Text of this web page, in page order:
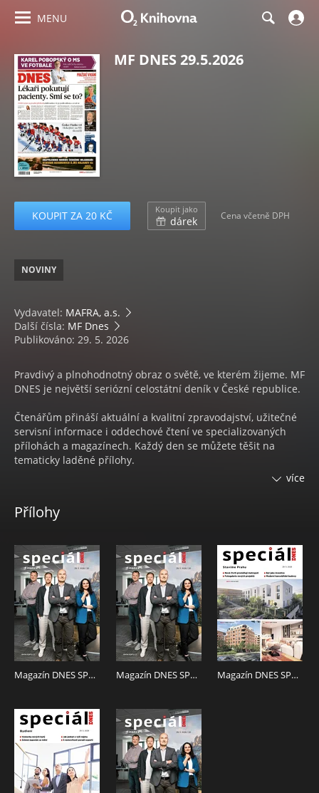
MENU
MF DNES 29.5.2026
KOUPIT ZA 20 KČ Koupit jako
dárek Cena včetně DPH
NOVINY
Vydavatel: MAFRA, a.s.
Další čísla: MF Dnes
Publikováno: 29. 5. 2026
Pravdivý a plnohodnotný obraz o světě, ve kterém žijeme. MF
DNES je největší seriózní celostátní deník v České republice.
Čtenářům přináší aktuální a kvalitní zpravodajství, užitečné
servisní informace i oddechové čtení ve specializovaných
přílohách a magazínech. Každý den se můžete těšit na
tematicky laděné přílohy.
• Pondělí s nejčtenějším ženským časopisem
spotřebitelskýmiTESTY KVALITY
• Středa s inspirací pro váš domov a zahradu vDOMA DNES
• Čtvrtek s televizním programemMagazín DNES+TV
• Pátek se mohou čtenáři těšit na časopis
DNES Speciál
• Sobota se spoustou zajímavého čtení na volné dny ve
Víkend DNES a v Orientaci Lidových novin.
V RÁMCI NÁKUPU MÁTE K DISPOZICI 2 LIBOVOLNÁ
REGIONÁLNÍ VYDÁNÍ TOHOTO TITULU.
více
Přílohy
Magazín DNES SPECIÁL Jižní Čechy - 29.5.2026 Magazín DNES SPECIÁL Vysočina - 29.5.2026 Magazín DNES SPECIÁL Praha - 29.5.2026